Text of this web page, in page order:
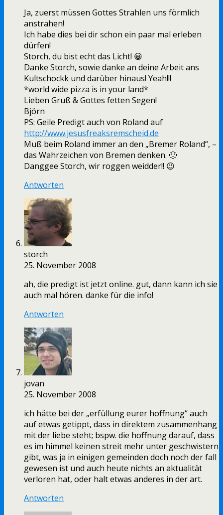
Ja, zuerst müssen Gottes Strahlen uns förmlich
anstrahen!
Ich habe dies bei dir schon ein paar mal erleben
dürfen!
Storch, du bist echt das Licht! 😀
Danke Storch, sowie danke an deine Arbeit ans
Kultschockk und darüber hinaus! Yeah!!!
*world wide pizza is in your land*
Lieben Gruß & Gottes fetten Segen!
Björn
PS: Geile Predigt auch von Roland auf
http://www.jesusfreaksremscheid.de
Muß beim Roland immer an den „Bremer Roland“, –
das Wahrzeichen von Bremen denken. 🙂
Danggee Storch, wir roggen weidder!! 😉
Antworten
storch
25. November 2008
ah, die predigt ist jetzt online. gut, dann kann ich sie
auch mal hören. danke für die info!
Antworten
jovan
25. November 2008
ich hätte bei der „erfüllung eurer hoffnung“ auch
auf etwas getippt, dass in direktem zusammenhang
mit der liebe steht; bspw. die hoffnung darauf, dass
es im himmel keinen streit mehr unter geschwistern
gibt, was ja in einigen gemeinden doch noch der fall
gewesen ist und auch heute nichts an aktualität
verloren hat, oder halt etwas anderes in der art.
Antworten